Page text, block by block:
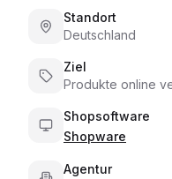
Standort
Deutschland
Ziel
Produkte online
Shopsoftware
Shopware
Agentur